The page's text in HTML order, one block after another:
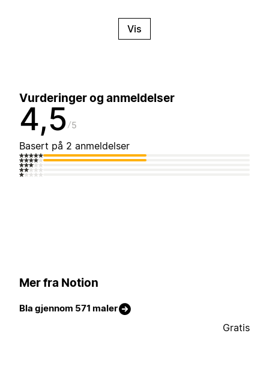
Vis
Vurderinger og anmeldelser
4,5 5
Basert på 2 anmeldelser
Mer fra Notion
Bla gjennom 571 maler
Gratis